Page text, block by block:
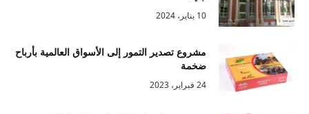
10 يناير، 2024
مشروع تصدير التمور إلى الأسواق العالمية بأرباح
ضخمة
24 فبراير، 2023